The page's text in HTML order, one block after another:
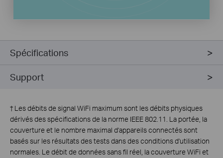
Spécifications
Support
† Les débits de signal WiFi maximum sont les débits physiques
dérivés des spécifications de la norme IEEE 802.11. La portée, la
couverture et le nombre maximal d'appareils connectés sont
basés sur les résultats des tests dans des conditions d'utilisation
normales. Le débit de données sans fil réel, la couverture WiFi et